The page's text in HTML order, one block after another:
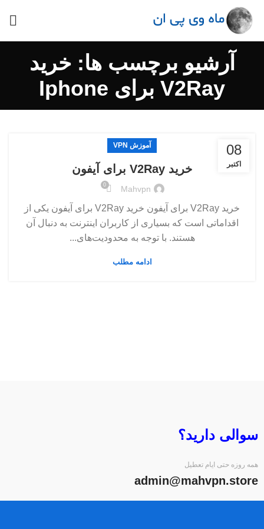
آرشیو برچسب ها: خرید
V2Ray برای Iphone
08
اکتبر
آموزش VPN
خرید V2Ray برای آیفون
Mahvpn
0
خرید V2Ray برای آیفون خرید V2Ray برای آیفون یکی از
اقداماتی است که بسیاری از کاربران اینترنت به دنبال آن
هستند. با توجه به محدودیت‌های...
ادامه مطلب
سوالی دارید؟
همه روزه حتی ایام تعطیل
admin@mahvpn.store